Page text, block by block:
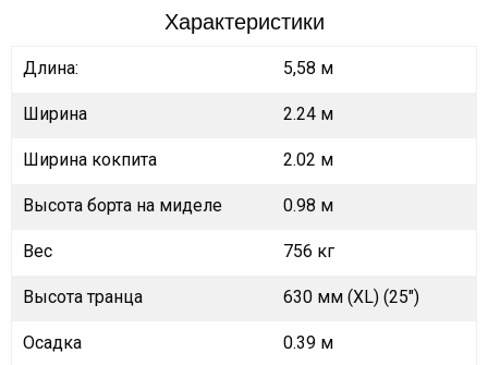
Характеристики
Длина: 5,58 м
Ширина 2.24 м
Ширина кокпита 2.02 м
Высота борта на миделе 0.98 м
Вес 756 кг
Высота транца 630 мм (XL) (25")
Осадка 0.39 м